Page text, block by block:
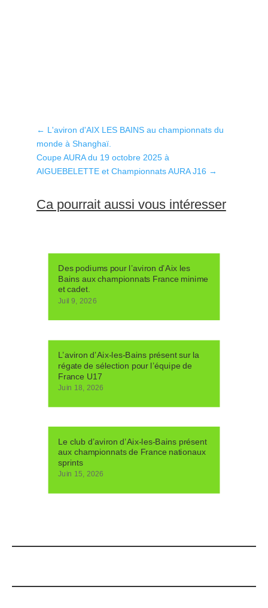
← L'aviron d'AIX LES BAINS au championnats du
monde à Shanghaï.
Coupe AURA du 19 octobre 2025 à
AIGUEBELETTE et Championnats AURA J16 →
Ca pourrait aussi vous intéresser
Des podiums pour l’aviron d’Aix les
Bains aux championnats France minime
et cadet.
Juil 9, 2026
L’aviron d’Aix-les-Bains présent sur la
régate de sélection pour l’équipe de
France U17
Juin 18, 2026
Le club d’aviron d’Aix-les-Bains présent
aux championnats de France nationaux
sprints
Juin 15, 2026